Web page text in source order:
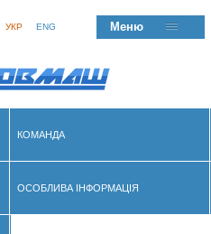
УКР ENG Меню
КОМАНДА
ОСОБЛИВА ІНФОРМАЦІЯ